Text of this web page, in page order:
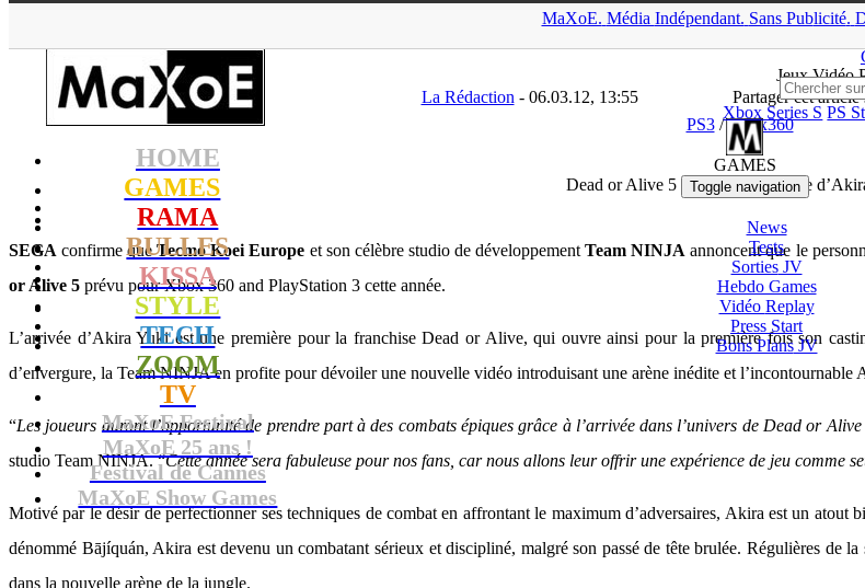
MaXoE. Média Indépendant. Sans Publicité.
HOME
GAMES
RAMA
BULLES
KISSA
STYLE
TECH
ZOOM
TV
MaXoE Festival
MaXoE 25 ans !
Festival de Cannes
MaXoE Show Games
JeuxVidéo
Xbox Series S PS
GAMES
Toggle navigation
News
Tests
SortiesJV
Hebdo Games
Vidéo Replay
Press Start
Bons PlansJV
▲
La Rédaction - 06.03.12, 13:55 Partager cet article
PS3/Xbox360
Dead or Alive 5 avec le personnage
SEGA confirme queTecmo Koei Europe et son célèbre studio de développementTeam NINJA annoncent que le
or Alive 5 prévu pour Xbox 360 and PlayStation 3 cette année.
L’arrivée d’Akira Yuki est une première pour la franchise Dead or Alive, qui ouvre ainsi pour la première fois son
d’envergure, la Team NINJA en profite pour dévoiler une nouvelle vidéo introduisant une arène inédite et
“Les joueurs auront l’opportunité de prendre part à des combats épiques grâce à l’arrivée dans l’univers de Dead or
studio Team NINJA. “Cette année sera fabuleuse pour nos fans, car nous allons leur offrir une expérience de jeu comme
Motivé par le désir de perfectionner ses techniques de combat en affrontant le maximum d’adversaires, Akira est un
dénommé Bājíquán, Akira est devenu un combatant sérieux et discipliné, malgré son passé de tête brulée. Régulières de
dans la nouvelle arène de la jungle.